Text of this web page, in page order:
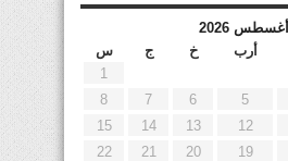
أغسطس 2026
أرب خ ج
س
1
5
6
7
8
12
13
14
15
19
20
21
22